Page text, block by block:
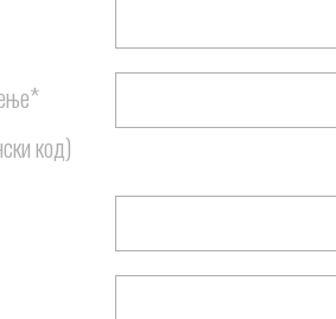
код)